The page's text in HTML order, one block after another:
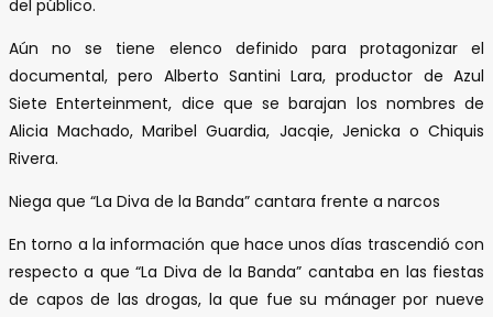
del público.
Aún no se tiene elenco definido para protagonizar el
documental, pero Alberto Santini Lara, productor de Azul
Siete Enterteinment, dice que se barajan los nombres de
Alicia Machado, Maribel Guardia, Jacqie, Jenicka o Chiquis
Rivera.
Niega que “La Diva de la Banda” cantara frente a narcos
En torno a la información que hace unos días trascendió con
respecto a que “La Diva de la Banda” cantaba en las fiestas
de capos de las drogas, la que fue su mánager por nueve